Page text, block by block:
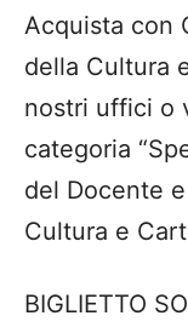
Acquista con
della Cultura
nostri uffici o
categoria
del Docente
Cultura e
BIGLIETTO